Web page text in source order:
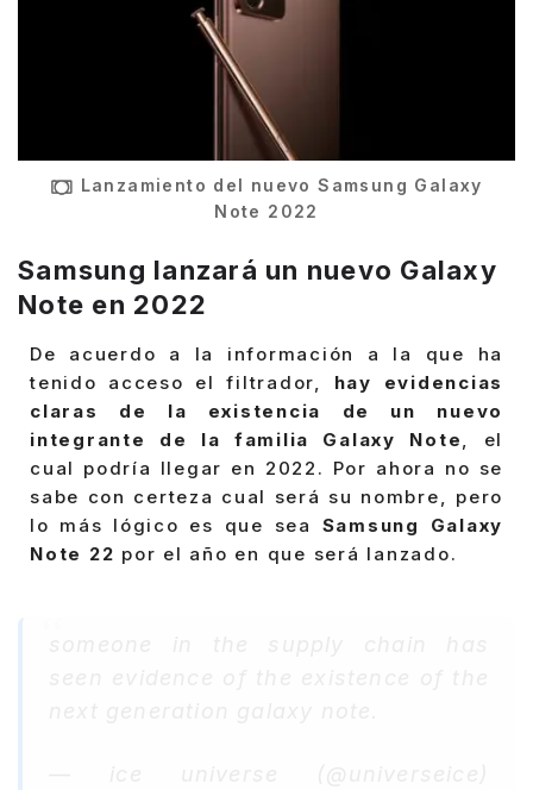
Lanzamiento del nuevo Samsung Galaxy
Note 2022
Samsung lanzará un nuevo Galaxy
Note en 2022
De acuerdo a la información a la que ha
tenido acceso el filtrador, hay evidencias
claras de la existencia de un nuevo
integrante de la familia Galaxy Note, el
cual podría llegar en 2022. Por ahora no se
sabe con certeza cual será su nombre, pero
lo más lógico es que sea Samsung Galaxy
Note 22 por el año en que será lanzado.